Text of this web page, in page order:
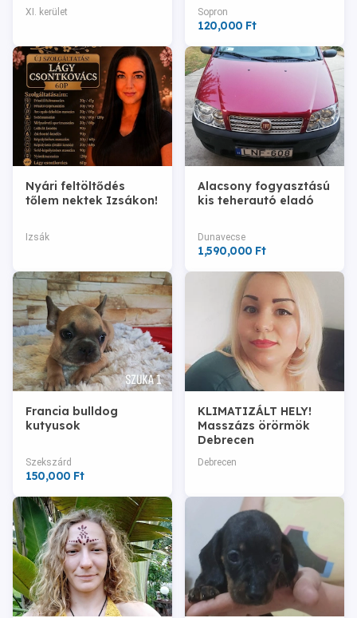
XI. kerület Sopron
120,000 Ft
Nyári feltöltődés
tőlem nektek Izsákon!
Izsák
Alacsony fogyasztású
kis teherautó eladó
Dunavecse
1,590,000 Ft
Francia bulldog
kutyusok
Szekszárd
150,000 Ft
KLIMATIZÁLT HELY!
Masszázs örörmök
Debrecen
Debrecen